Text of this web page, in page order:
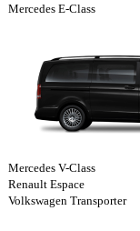
Mercedes E-Class
Mercedes V-Class
Renault Espace
Volkswagen Transporter